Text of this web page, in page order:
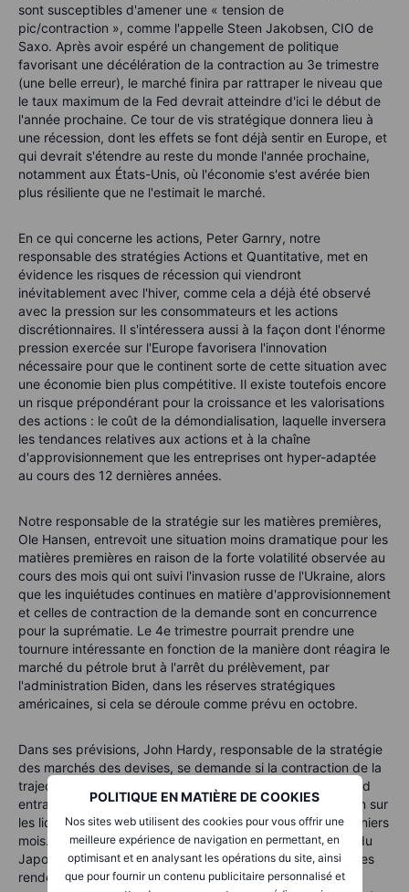
POLITIQUE EN MATIÈRE DE COOKIES
Nos sites web utilisent des cookies pour vous offrir une
meilleure expérience de navigation en permettant, en
optimisant et en analysant les opérations du site, ainsi
que pour fournir un contenu publicitaire personnalisé et
sont susceptibles d'amener une « tension de
pic/contraction », comme l'appelle Steen Jakobsen, CIO de
Saxo. Après avoir espéré un changement de politique
favorisant une décélération de la contraction au 3e trimestre
(une belle erreur), le marché finira par rattraper le niveau que
le taux maximum de la Fed devrait atteindre d'ici le début de
l'année prochaine. Ce tour de vis stratégique donnera lieu à
une récession, dont les effets se font déjà sentir en Europe, et
qui devrait s'étendre au reste du monde l'année prochaine,
notamment aux États-Unis, où l'économie s'est avérée bien
plus résiliente que ne l'estimait le marché.
En ce qui concerne les actions, Peter Garnry, notre
responsable des stratégies Actions et Quantitative, met en
évidence les risques de récession qui viendront
inévitablement avec l'hiver, comme cela a déjà été observé
avec la pression sur les consommateurs et les actions
discrétionnaires. Il s'intéressera aussi à la façon dont l'énorme
pression exercée sur l'Europe favorisera l'innovation
nécessaire pour que le continent sorte de cette situation avec
une économie bien plus compétitive. Il existe toutefois encore
un risque prépondérant pour la croissance et les valorisations
des actions : le coût de la démondialisation, laquelle inversera
les tendances relatives aux actions et à la chaîne
d'approvisionnement que les entreprises ont hyper-adaptée
au cours des 12 dernières années.
Notre responsable de la stratégie sur les matières premières,
Ole Hansen, entrevoit une situation moins dramatique pour les
matières premières en raison de la forte volatilité observée au
cours des mois qui ont suivi l'invasion russe de l'Ukraine, alors
que les inquiétudes continues en matière d'approvisionnement
et celles de contraction de la demande sont en concurrence
pour la suprématie. Le 4e trimestre pourrait prendre une
tournure intéressante en fonction de la manière dont réagira le
marché du pétrole brut à l'arrêt du prélèvement, par
l'administration Biden, dans les réserves stratégiques
américaines, si cela se déroule comme prévu en octobre.
Dans ses prévisions, John Hardy, responsable de la stratégie
des marchés des devises, se demande si la contraction de la
trajectoire anticipée du cycle de hausse des taux de la Fed
entraînera un pic du dollar américain, lequel a fait pression sur
les liquidités mondiales et les prix des actifs ces onze derniers
mois. Pour le reste, le marché contraindra-t-il la Banque du
Japon à céder sur sa politique de contrôle de la courbe des
rendements, provoquant éventuellement une volatilité